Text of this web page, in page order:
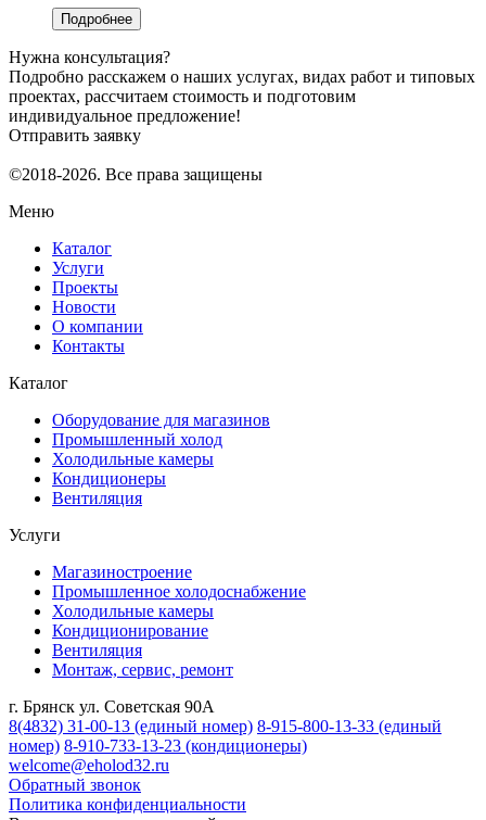
Подробнее
Нужна консультация?
Подробно расскажем о наших услугах, видах работ и типовых
проектах, рассчитаем стоимость и подготовим
индивидуальное предложение!
Отправить заявку
©2018-2026. Все права защищены
Меню
Каталог
Услуги
Проекты
Новости
О компании
Контакты
Каталог
Оборудование для магазинов
Промышленный холод
Холодильные камеры
Кондиционеры
Вентиляция
Услуги
Магазиностроение
Промышленное холодоснабжение
Холодильные камеры
Кондиционирование
Вентиляция
Монтаж, сервис, ремонт
г. Брянск ул. Советская 90А
8(4832) 31-00-13 (единый номер) 8-915-800-13-33 (единый
номер) 8-910-733-13-23 (кондиционеры)
welcome@eholod32.ru
Обратный звонок
Политика конфиденциальности